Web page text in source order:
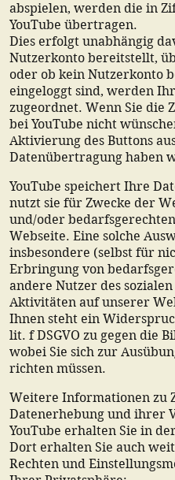
abspielen, werden die in
YouTube übertragen.
Dies erfolgt unabhängig
Nutzerkonto bereitstellt,
oder ob kein Nutzerkonto
eingeloggt sind, werden
zugeordnet. Wenn Sie die
bei YouTube nicht
Aktivierung des Buttons
Datenübertragung haben
YouTube speichert Ihre
nutzt sie für Zwecke der
und/oder
Webseite. Eine solche
insbesondere (selbst für
Erbringung von
andere Nutzer des
Aktivitäten auf unserer
Ihnen steht ein
lit. f DSGVO zu gegen die
wobei Sie sich zur
richten müssen.
Weitere Informationen zu
Datenerhebung und ihrer
YouTube erhalten Sie in
Dort erhalten Sie auch
Rechten und